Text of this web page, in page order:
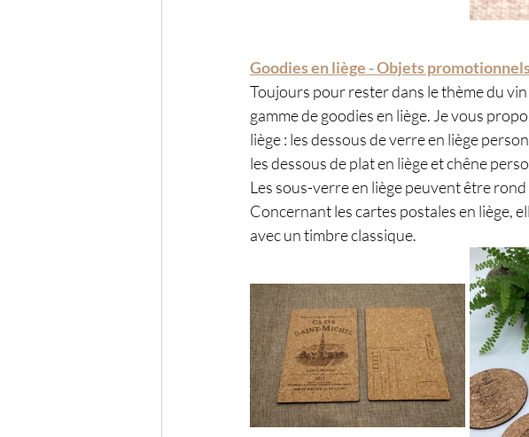
Goodies en liège - Objets
Toujours pour rester dans le thème du
gamme de goodies en liège. Je vous
liège : les dessous de verre en liège
les dessous de plat en liège et chêne
Les sous-verre en liège peuvent être
Concernant les cartes postales en liège,
avec un timbre classique.